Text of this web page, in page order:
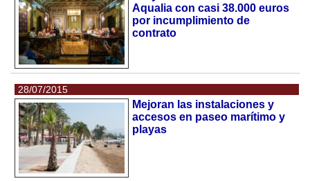
Aqualia con casi 38.000 euros
por incumplimiento de
contrato
28/07/2015
Mejoran las instalaciones y
accesos en paseo marítimo y
playas